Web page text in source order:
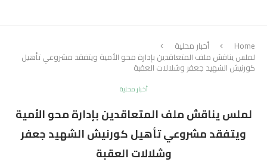
Home أخبار محلية
لملس يناقش ملف المتعاقدين بإدارة محو الأمية ويتفقد مشروعي تأهيل
كورنيش الشهيد جعفر وشلالات العقبة
أخبار محلية
لملس يناقش ملف المتعاقدين بإدارة محو الأمية
ويتفقد مشروعي تأهيل كورنيش الشهيد جعفر
وشلالات العقبة